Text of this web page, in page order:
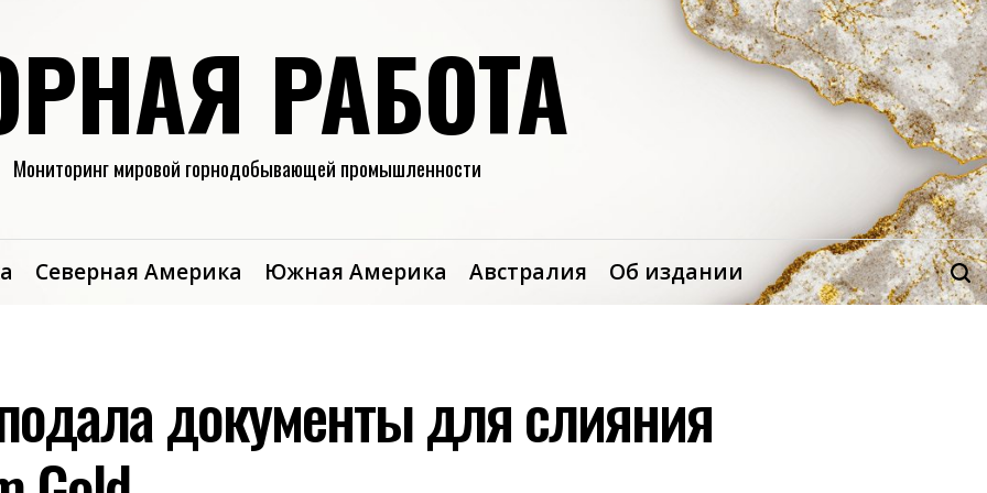
РАБОТА
Мониторинг мировой горнодобывающей промышленности
Северная Америка Южная Америка Австралия Об издании
документы для слияния